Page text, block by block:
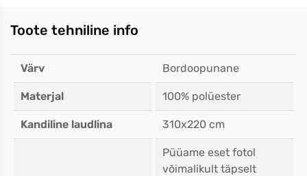
Toote tehniline info
Värv Bordoopunane
Materjal 100% polüester
Kandiline laudlina 310x220 cm
Püüame eset fotol
võimalikult täpselt